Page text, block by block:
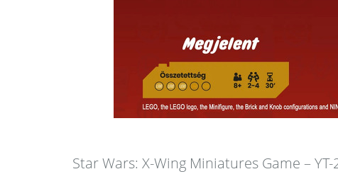
Star Wars: X-Wing Miniatures Game –